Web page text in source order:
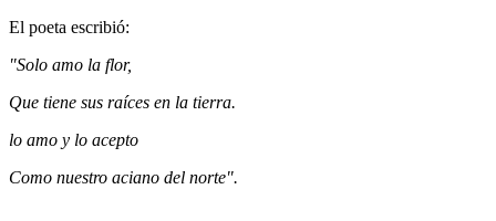
El poeta escribió:
"Solo amo la flor,
Que tiene sus raíces en la tierra.
lo amo y lo acepto
Como nuestro aciano del norte".